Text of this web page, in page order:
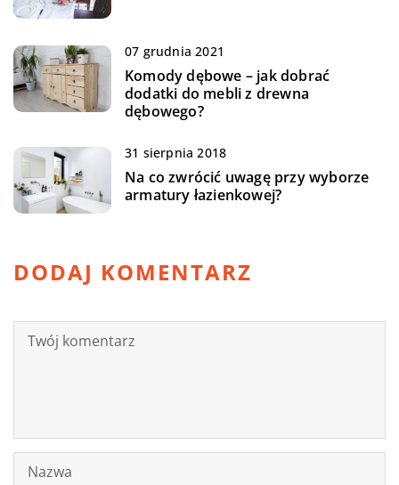
07 grudnia 2021
Komody dębowe – jak dobrać
dodatki do mebli z drewna
dębowego?
31 sierpnia 2018
Na co zwrócić uwagę przy wyborze
armatury łazienkowej?
DODAJ KOMENTARZ